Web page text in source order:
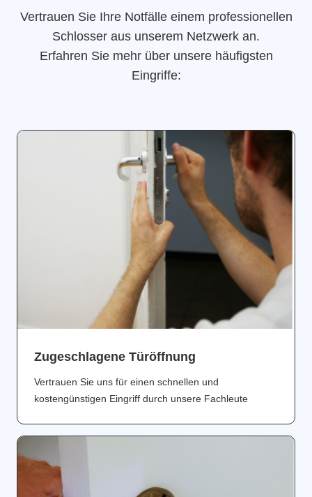
Vertrauen Sie Ihre Notfälle einem professionellen
Schlosser aus unserem Netzwerk an.
Erfahren Sie mehr über unsere häufigsten
Eingriffe:
Zugeschlagene Türöffnung
Vertrauen Sie uns für einen schnellen und
kostengünstigen Eingriff durch unsere Fachleute